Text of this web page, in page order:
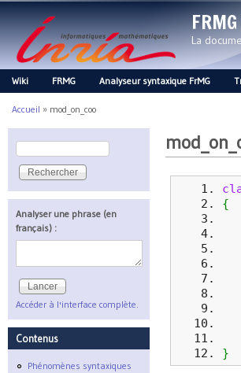
La
Main menu
Wiki FRMG Analyseur syntaxique FrMG
Vous êtes ici
Accueil » mod_on_coo
{
}
Formulaire de recherche
Rechercher
Analyser une phrase (en
français) :
Accéder à l'interface complète.
Contenus
Phénomènes syntaxiques